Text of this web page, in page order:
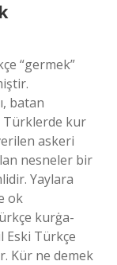
“germek”
batan
Türklerde kur
askeri
nesneler bir
Yaylara
ok
kurġa-
Eski Türkçe
Kür ne demek